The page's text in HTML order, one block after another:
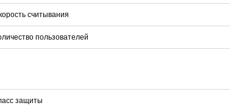
считывания
пользователей
защиты